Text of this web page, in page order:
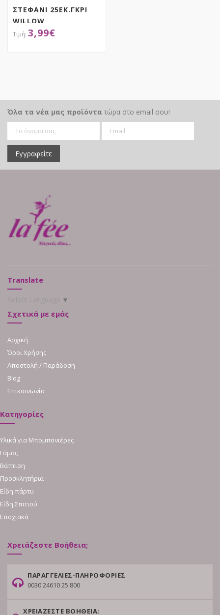
ΣΤΕΦΑΝΙ 25ΕΚ.ΓΚΡΙ
WILLOW
3,99€
Όλα τα νέα μας προϊόντα τώρα στο email σου!
Εγγραφείτε
Translate
▼
Σχετικά με εμάς
Αρχική
Όροι Χρήσης
Αποστολή / Παράδοση
Blog
Επικοινωνία
Κατηγορίες
Υλικά για Μπομπονιέρες
Γάμος
Βάπτιση
Προσκλητήρια
Είδη πάρτυ
Είδη Σπιτιού
Εποχιακά
Χρειάζεστε Βοήθεια;
ΠΑΡΑΓΓΕΛΙΕΣ-ΠΛΗΡΟΦΟΡΙΕΣ
0030 24610 25 800
ΧΡΕΙΑΖΕΣΤΕ ΒΟΗΘΕΙΑ;